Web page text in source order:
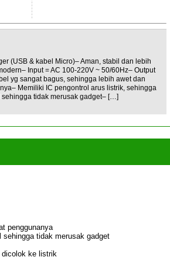
(USB & kabel Micro)– Aman, stabil dan lebih
Input = AC 100-220V ~ 50/60Hz– Output
yg sangat bagus, sehingga lebih awet dan
Memiliki IC pengontrol arus listrik, sehingga
tidak merusak gadget– […]
penggunanya
tidak merusak gadget
dicolok ke listrik